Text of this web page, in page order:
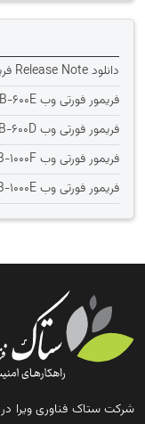
دانلود Release Note فریمور فورتی وب ورژن 7.4.13
فریمور فورتی وب FWB-600E ورژن 7.4.13
فریمور فورتی وب FWB-600D ورژن 7.4.13
فریمور فورتی وب FWB-1000F ورژن 7.4.13
فریمور فورتی وب FWB-1000E ورژن 7.4.13